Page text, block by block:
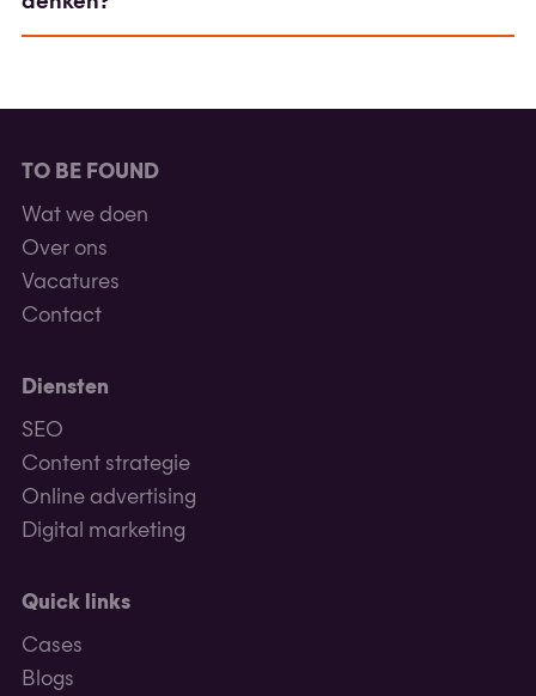
TO BE FOUND
Wat we doen
Over ons
Vacatures
Contact
Diensten
SEO
Content strategie
Online advertising
Digital marketing
Quick links
Cases
Blogs